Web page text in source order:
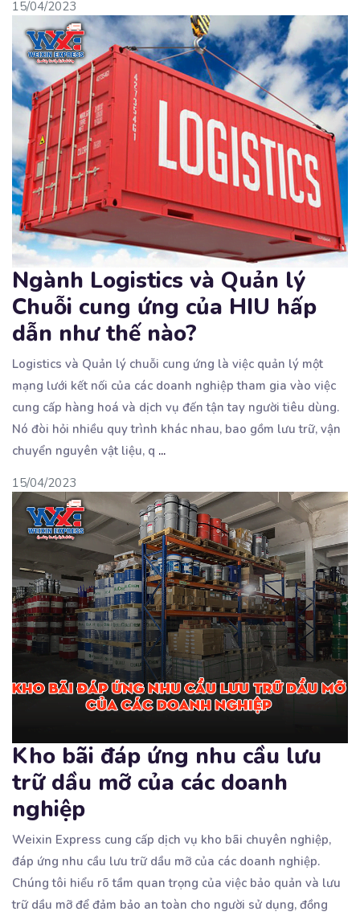
15/04/2023
Ngành Logistics và Quản lý
Chuỗi cung ứng của HIU hấp
dẫn như thế nào?
Logistics và Quản lý chuỗi cung ứng là việc quản lý một
mạng lưới kết nối của các doanh nghiệptham gia vào việc
cung cấp hàng hoá và dịch vụ đến tận tay người tiêu dùng.
Nó đòi hỏi nhiều quy trình khác nhau, bao gồm lưu trữ, vận
chuyển nguyên vật liệu, q ...
15/04/2023
Kho bãi đáp ứng nhu cầu lưu
trữ dầu mỡ của các doanh
nghiệp
Weixin Express cung cấp dịch vụ kho bãi chuyên nghiệp,
đáp ứng nhu cầu lưu trữ dầu mỡ của các doanh nghiệp.
Chúng tôi hiểu rõ tầm quan trọng của việc bảo quản và lưu
trữ dầu mỡ để đảm bảo an toàn cho người sử dụng, đồng